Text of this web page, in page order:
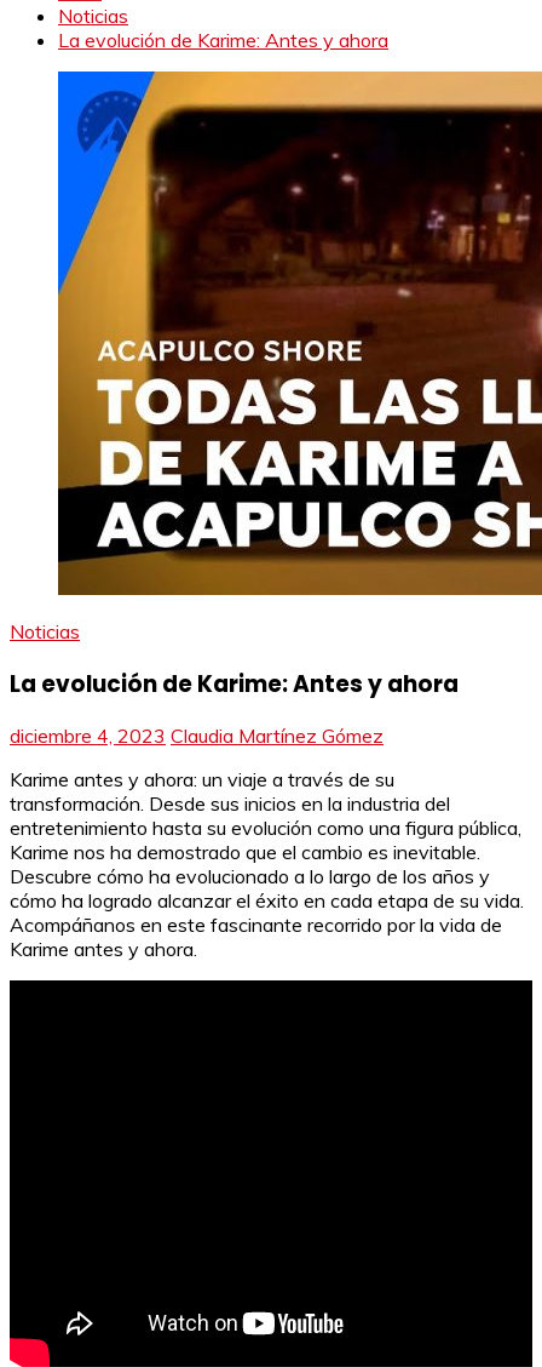
Noticias
La evolución de Karime: Antes y ahora
Noticias
La evolución de Karime: Antes y ahora
diciembre 4, 2023 Claudia Martínez Gómez
Karime antes y ahora: un viaje a través de su
transformación. Desde sus inicios en la industria del
entretenimiento hasta su evolución como una figura pública,
Karime nos ha demostrado que el cambio es inevitable.
Descubre cómo ha evolucionado a lo largo de los años y
cómo ha logrado alcanzar el éxito en cada etapa de su vida.
Acompáñanos en este fascinante recorrido por la vida de
Karime antes y ahora.